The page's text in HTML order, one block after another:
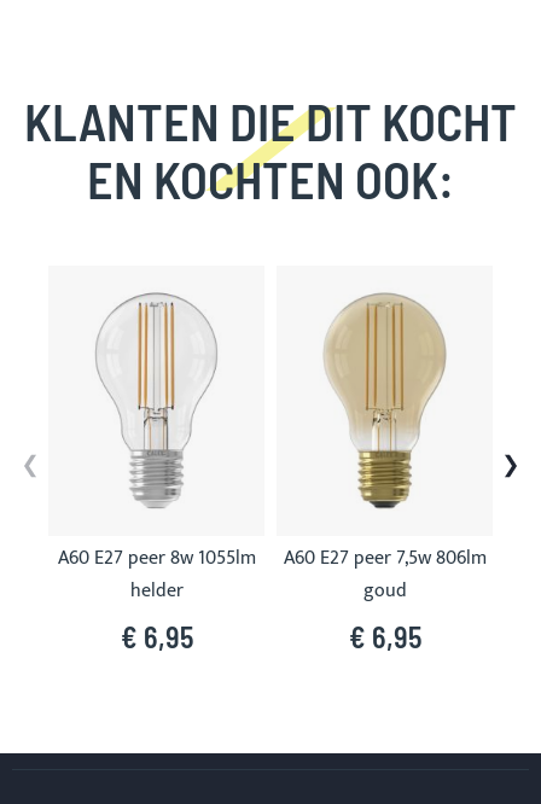
KLANTEN DIE DIT KOCHT
EN KOCHTEN OOK:
carousel
A60 E27 peer 8w 1055lm
helder
€ 6,95
A60 E27 peer 7,5w 806lm
goud
€ 6,95